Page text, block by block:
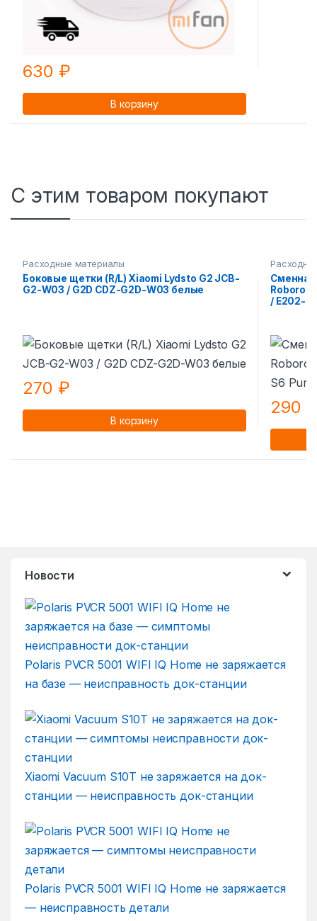
630 ₽
В корзину
С этим товаром покупают
Расходные материалы
Боковые щетки (R/L) Xiaomi Lydsto G2 JCB-
G2-W03 / G2D CDZ-G2D-W03 белые
270 ₽
В корзину
Сменная
/ E202-
290
Новости
Polaris PVCR 5001 WIFI IQ Home не заряжается
на базе — неисправность док-станции
Xiaomi Vacuum S10T не заряжается на док-
станции — неисправность док-станции
Polaris PVCR 5001 WIFI IQ Home не заряжается
— неисправность детали